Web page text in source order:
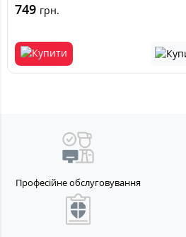
749 грн.
Професійне обслуговування